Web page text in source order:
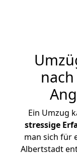
Ein Umzug
stressige
man sich für
Albertstadt